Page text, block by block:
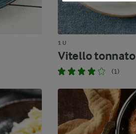
1 U
Vitello tonnato
(1)